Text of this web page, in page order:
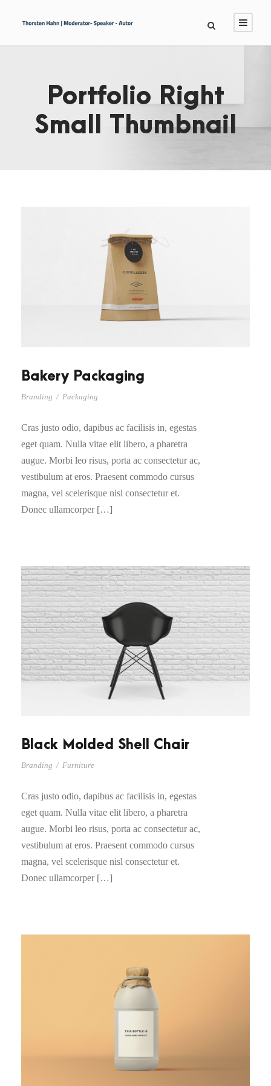
Portfolio Right
Small Thumbnail
Bakery Packaging
Branding / Packaging
Cras justo odio, dapibus ac facilisis in, egestas
eget quam. Nulla vitae elit libero, a pharetra
augue. Morbi leo risus, porta ac consectetur ac,
vestibulum at eros. Praesent commodo cursus
magna, vel scelerisque nisl consectetur et.
Donec ullamcorper […]
Black Molded Shell Chair
Branding / Furniture
Cras justo odio, dapibus ac facilisis in, egestas
eget quam. Nulla vitae elit libero, a pharetra
augue. Morbi leo risus, porta ac consectetur ac,
vestibulum at eros. Praesent commodo cursus
magna, vel scelerisque nisl consectetur et.
Donec ullamcorper […]